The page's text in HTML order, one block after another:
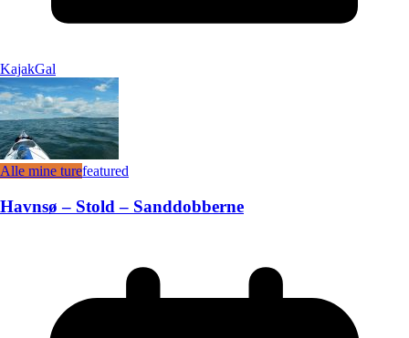
KajakGal
Alle mine turefeatured
Havnsø – Stold – Sanddobberne